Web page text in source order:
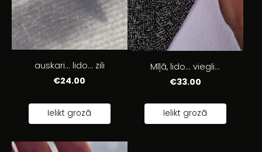
auskari... lido... zili
€24.00
Ielikt grozā
Mīļā, lido... viegli...
€33.00
Ielikt grozā